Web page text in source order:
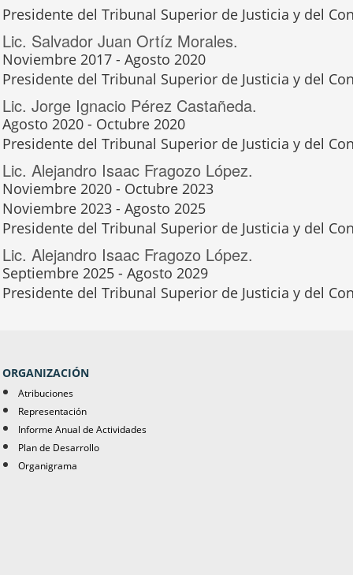
Presidente del Tribunal Superior de Justicia y del
Lic. Salvador Juan Ortíz Morales.
Noviembre 2017 - Agosto 2020
Presidente del Tribunal Superior de Justicia y del
Lic. Jorge Ignacio Pérez Castañeda.
Agosto 2020 - Octubre 2020
Presidente del Tribunal Superior de Justicia y del
Lic. Alejandro Isaac Fragozo López.
Noviembre 2020 - Octubre 2023
Noviembre 2023 - Agosto 2025
Presidente del Tribunal Superior de Justicia y del
Lic. Alejandro Isaac Fragozo López.
Septiembre 2025 - Agosto 2029
Presidente del Tribunal Superior de Justicia y del
ORGANIZACIÓN
Atribuciones
Representación
Informe Anual de Actividades
Plan de Desarrollo
Organigrama